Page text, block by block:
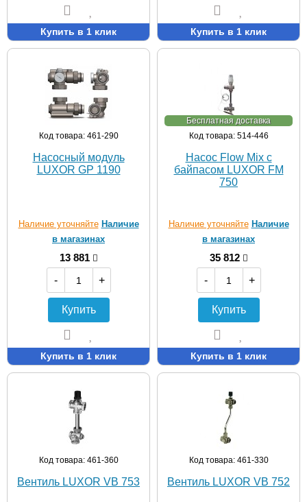
Купить в 1 клик Купить в 1 клик
Код товара: 461-290
Насосный модуль
LUXOR GP 1190
Наличие уточняйте Наличие
в магазинах
13 881
-
+
Купить
Купить в 1 клик
Бесплатная доставка
Код товара: 514-446
Насос Flow Mix с
байпасом LUXOR FM
750
Наличие уточняйте Наличие
в магазинах
35 812
-
+
Купить
Купить в 1 клик
Код товара: 461-360
Вентиль LUXOR VB 753
Код товара: 461-330
Вентиль LUXOR VB 752